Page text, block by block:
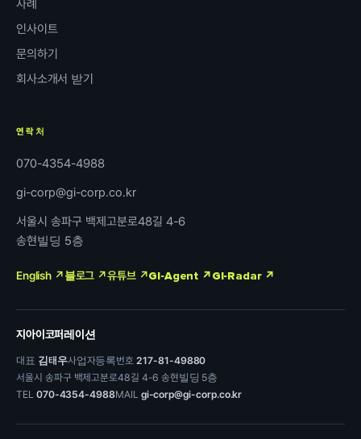
사례
인사이트
문의하기
회사소개서 받기
연락처
070-4354-4988
gi-corp@gi-corp.co.kr
서울시 송파구 백제고분로48길 4-6
송현빌딩 5층
English ↗블로그 ↗유튜브 ↗GI-Agent ↗GI-Radar ↗
지아이코퍼레이션
대표 김태우사업자등록번호217-81-49880
서울시 송파구 백제고분로48길 4-6 송현빌딩 5층
TEL 070-4354-4988MAIL gi-corp@gi-corp.co.kr